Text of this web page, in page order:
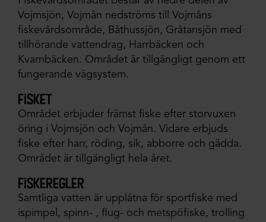
Vojmsjön, Vojmån nedströms till Vojmåns
fiskevårdsområde, Båthussjön, Gråtansjön med
tillhörande vattendrag, Harrbäcken och
Kvarnbäcken. Området är tillgängligt genom ett
fungerande vägsystem.
fisket
Området erbjuder främst fiske efter storvuxen
öring i Vojmsjön och Vojmån. Vidare erbjuds
fiske efter harr, röding, sik, abborre och gädda.
Området är tillgängligt hela året.
fiskeregler
Samtliga vatten är upplåtna för sportfiske med
ispimpel, spinn- , flug- och metspöfiske, trolling